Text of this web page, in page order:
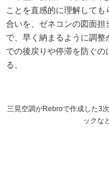
ことを直感的に理解して
合いを、ゼネコンの図面
で、早く納まるように調
での後戻りや停滞を防ぐ
る。
三晃空調がRebroで作成した3
ックな